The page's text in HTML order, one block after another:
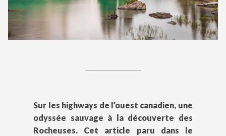
Sur les highways de l’ouest canadien, une
odyssée sauvage à la découverte des
Rocheuses. Cet article paru dans le